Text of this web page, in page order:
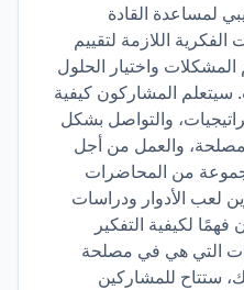
لمساعدة القادة
الفكرية اللازمة لتقييم
واختيار الحلول
سيتعلم المشاركون كيفية
والتواصل بشكل
والعمل من أجل
من المحاضرات
لعب الأدوار ودراسات
لكيفية التفكير
التي هي في مصلحة
ستتاح للمشاركين